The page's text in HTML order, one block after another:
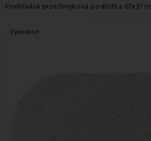
Priehľadná protišmyková podložka 67x37
Vypredané